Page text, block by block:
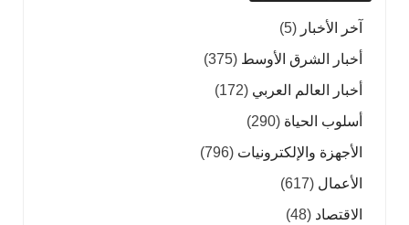
آخر الأخبار (5)
أخبار الشرق الأوسط (375)
أخبار العالم العربي (172)
أسلوب الحياة (290)
الأجهزة والإلكترونيات (796)
الأعمال (617)
الاقتصاد (48)